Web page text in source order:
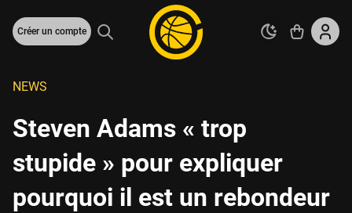
Créer un compte
NEWS
Steven Adams « trop
stupide » pour expliquer
pourquoi il est un rebondeur